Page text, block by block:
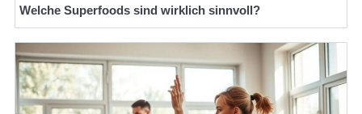
Welche Superfoods sind wirklich sinnvoll?